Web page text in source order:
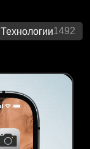
Технологии1492